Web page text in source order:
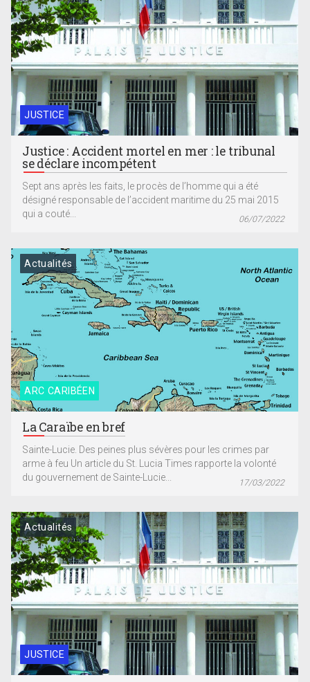
JUSTICE
Justice : Accident mortel en mer : le tribunal
se déclare incompétent
Sept ans après les faits, le procès de l’homme qui a été
désigné responsable de l’accident maritime du 25 mai 2015
qui a couté...
06/07/2022
ARC CARIBÉEN
Actualités
La Caraïbe en bref
Sainte-Lucie. Des peines plus sévères pour les crimes par
arme à feu Un article du St. Lucia Times rapporte la volonté
du gouvernement de Sainte-Lucie...
17/03/2022
JUSTICE
Actualités